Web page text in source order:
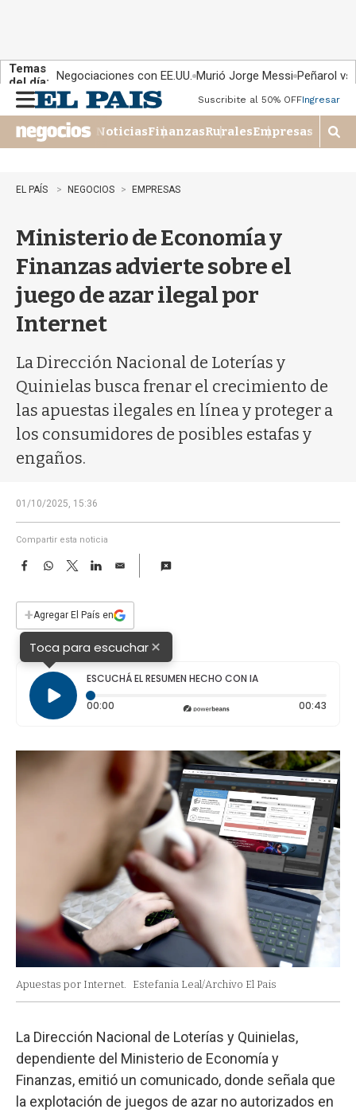
Temas
del día: Negociaciones con EE.UU. Murió Jorge Messi Peñarol
n
u
Suscribite al 50% OFFIngresar
NoticiasFinanzasRuralesEmpresas
M
o
EL PAÍS NEGOCIOS EMPRESAS
Ministerio de Economía y
Finanzas advierte sobre el
juego de azar ilegal por
Internet
La Dirección Nacional de Loterías y
Quinielas busca frenar el crecimiento de
las apuestas ilegales en línea y proteger a
los consumidores de posibles estafas y
engaños.
01/10/2025, 15:36
Compartir esta noticia
F
e
b
o
o
W
s
p
p
T
w
t
r
L
I
n
E
i
l
+Agregar El País en
Toca para escuchar×
ESCUCHÁ EL RESUMEN HECHO CON IA
00:00 Tiempo transcurrido: 0 segundos 00:43
Apuestas por Internet. Estefania Leal/Archivo El Pais
La Dirección Nacional de Loterías y Quinielas,
dependiente del Ministerio de Economía y
Finanzas, emitió un comunicado, donde señala que
la explotación de juegos de azar no autorizados en